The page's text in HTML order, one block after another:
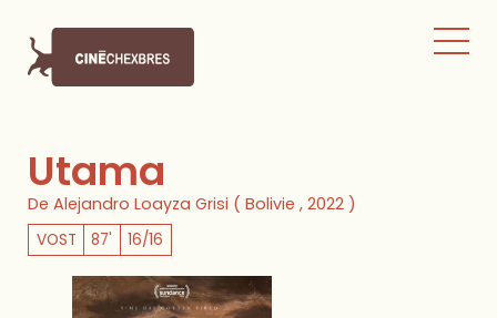
Utama
De Alejandro Loayza Grisi ( Bolivie , 2022 )
VOST 87' 16/16